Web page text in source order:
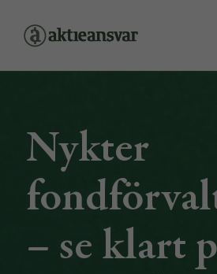
Nykter
– se klart